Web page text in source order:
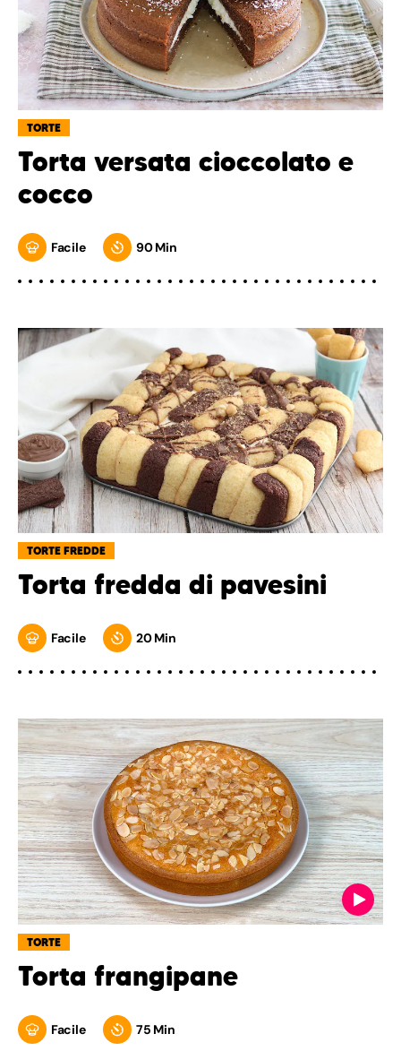
TORTE
Torta versata cioccolato e
cocco
Facile 90 Min
TORTE FREDDE
Torta fredda di pavesini
Facile 20 Min
TORTE
Torta frangipane
Facile 75 Min